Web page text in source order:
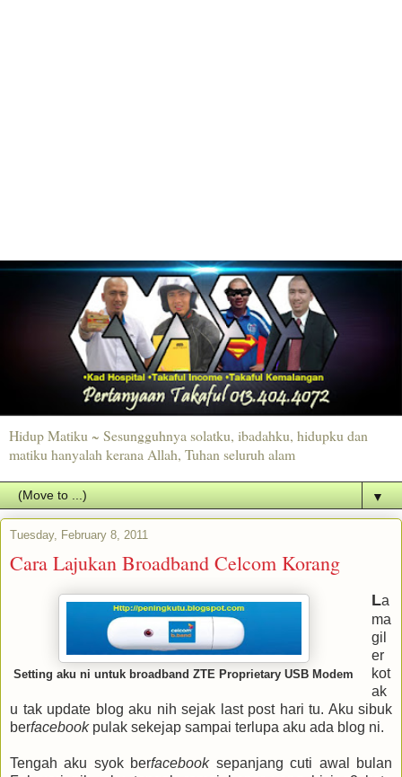
Hidup Matiku ~ Sesungguhnya solatku, ibadahku, hidupku dan
matiku hanyalah kerana Allah, Tuhan seluruh alam
▼
Tuesday, February 8, 2011
Cara Lajukan Broadband Celcom Korang
Setting aku ni untuk broadband ZTE Proprietary USB Modem
La
ma
gil
er
kot
ak
u tak update blog aku nih sejak last post hari tu. Aku sibuk
berfacebookpulak sekejap sampai terlupa aku ada blog ni.
Tengah aku syok berfacebooksepanjang cuti awal bulan